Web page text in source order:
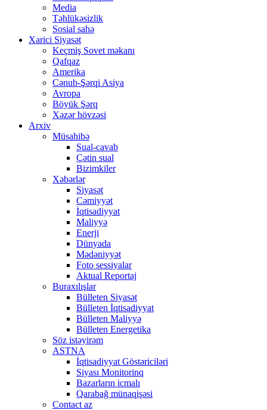
Media
Təhlükəsizlik
Sosial sahə
Xarici Siyasət
Keçmiş Sovet məkanı
Qafqaz
Amerika
Cənub-Şərqi Asiya
Avropa
Böyük Şərq
Xəzər hövzəsi
Arxiv
Müsahibə
Sual-cavab
Çətin sual
Bizimkiler
Xəbərlər
Siyasət
Cəmiyyət
İqtisadiyyat
Maliyyə
Enerji
Dünyada
Mədəniyyət
Foto sessiyalar
Aktual Reportaj
Buraxılışlar
Bülleten Siyasət
Bülleten İqtisadiyyat
Bülleten Maliyyə
Bülleten Energetika
Söz istəyirəm
ASTNA
İqtisadiyyat Göstəriciləri
Siyası Monitorinq
Bazarların icmalı
Qarabağ münaqişəsi
Contact az